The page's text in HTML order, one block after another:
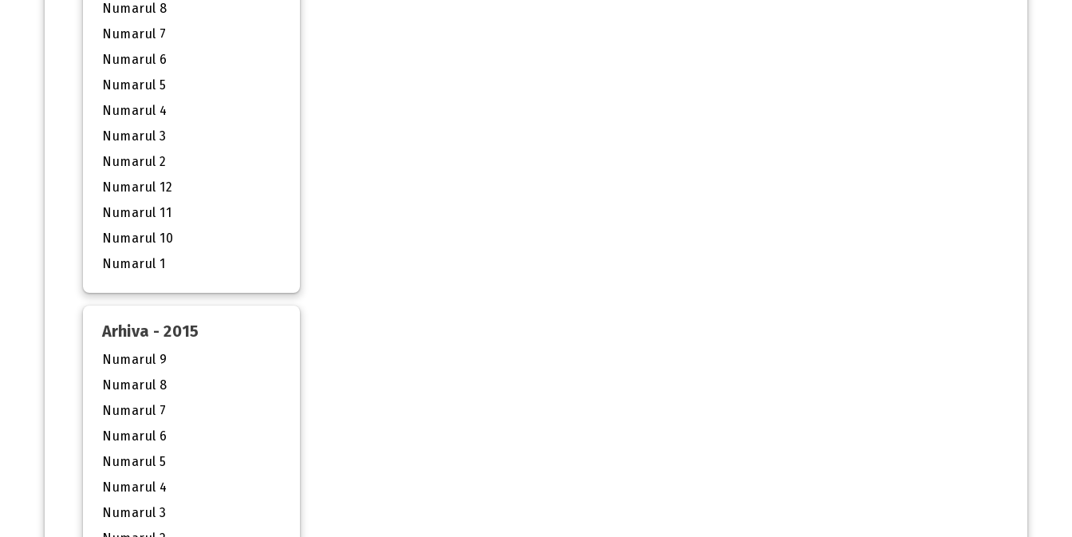
Numarul 8
Numarul 7
Numarul 6
Numarul 5
Numarul 4
Numarul 3
Numarul 2
Numarul 12
Numarul 11
Numarul 10
Numarul 1
Arhiva - 2015
Numarul 9
Numarul 8
Numarul 7
Numarul 6
Numarul 5
Numarul 4
Numarul 3